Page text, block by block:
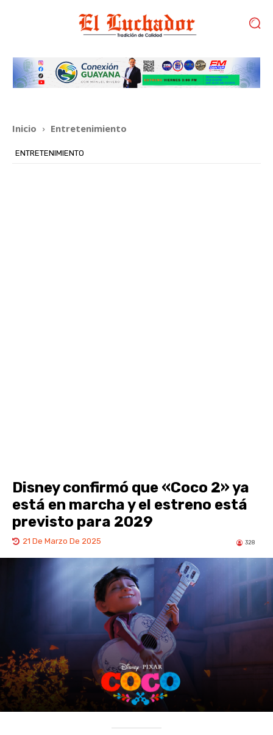
Inicio Entretenimiento
ENTRETENIMIENTO
Disney confirmó que «Coco 2» ya
está en marcha y el estreno está
previsto para 2029
21 De Marzo De 2025 328